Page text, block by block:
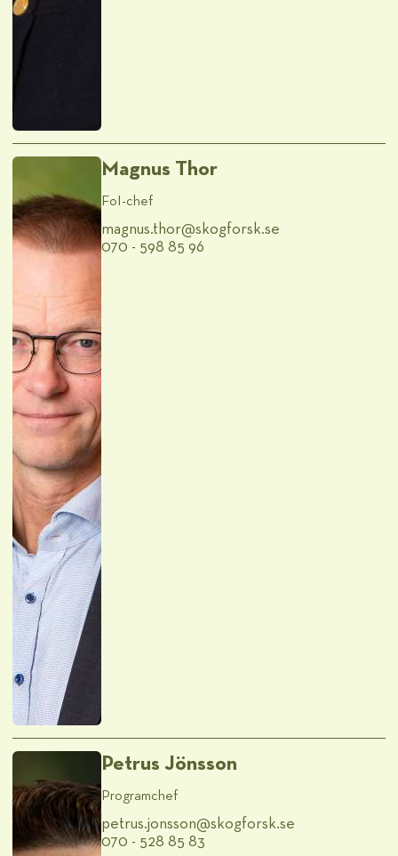
Magnus Thor
FoI-chef
magnus.thor@​skogforsk.se
070 - 598 85 96
Petrus Jönsson
Programchef
petrus.jonsson@​skogforsk.se
070 - 528 85 83